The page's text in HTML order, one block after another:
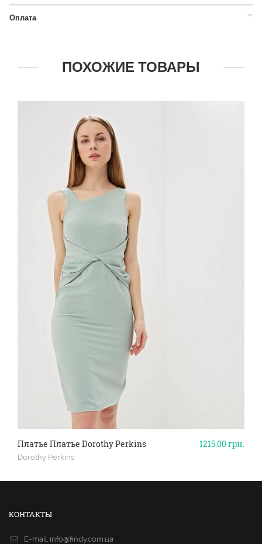
Оплата
ПОХОЖИЕ ТОВАРЫ
1215.00грн.
Платье Платье Dorothy Perkins
Dorothy Perkins
КОНТАКТЫ
E-mail. info@findy.com.ua